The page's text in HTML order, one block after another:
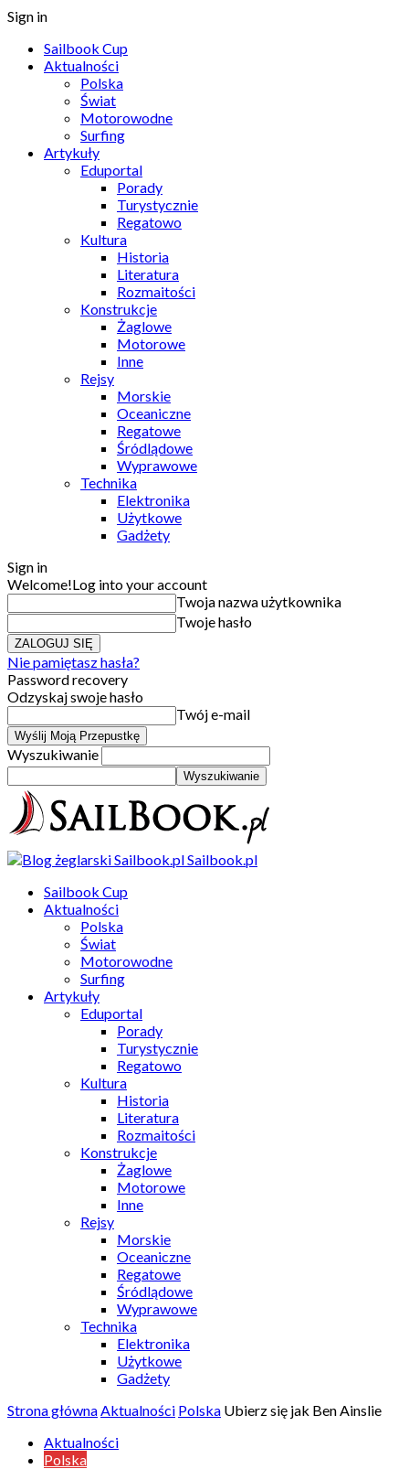
Sign in
Sailbook Cup
Aktualności
Polska
Świat
Motorowodne
Surfing
Artykuły
Eduportal
Porady
Turystycznie
Regatowo
Kultura
Historia
Literatura
Rozmaitości
Konstrukcje
Żaglowe
Motorowe
Inne
Rejsy
Morskie
Oceaniczne
Regatowe
Śródlądowe
Wyprawowe
Technika
Elektronika
Użytkowe
Gadżety
Sign in
Welcome!Log into your account
Twoja nazwa użytkownika
Twoje hasło
Nie pamiętasz hasła?
Password recovery
Odzyskaj swoje hasło
Twój e-mail
Wyszukiwanie
Sailbook.pl
Sailbook Cup
Aktualności
Polska
Świat
Motorowodne
Surfing
Artykuły
Eduportal
Porady
Turystycznie
Regatowo
Kultura
Historia
Literatura
Rozmaitości
Konstrukcje
Żaglowe
Motorowe
Inne
Rejsy
Morskie
Oceaniczne
Regatowe
Śródlądowe
Wyprawowe
Technika
Elektronika
Użytkowe
Gadżety
Strona głównaAktualności Polska Ubierz się jak Ben Ainslie
Aktualności
Polska